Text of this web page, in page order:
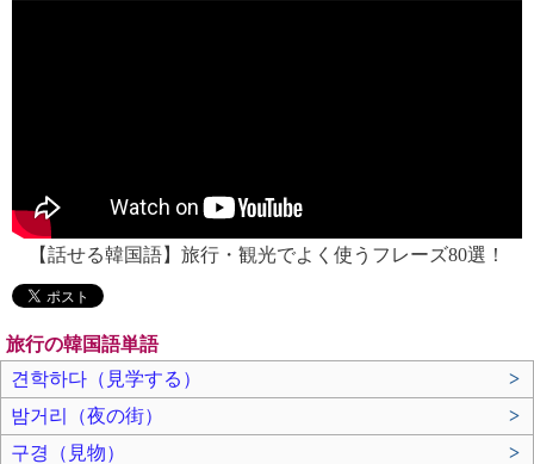
【話せる韓国語】旅行・観光でよく使うフレーズ80選！
旅行の韓国語単語
견학하다（見学する）
>
밤거리（夜の街）
>
구경（見物）
>